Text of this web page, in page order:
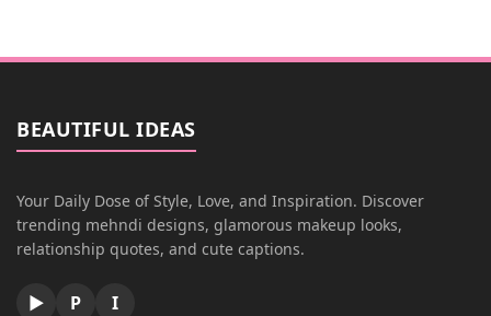
BEAUTIFUL IDEAS
Your Daily Dose of Style, Love, and Inspiration. Discover
trending mehndi designs, glamorous makeup looks,
relationship quotes, and cute captions.
▶ P I